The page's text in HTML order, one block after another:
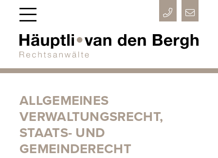



ALLGEMEINES
VERWALTUNGSRECHT,
STAATS- UND
GEMEINDERECHT